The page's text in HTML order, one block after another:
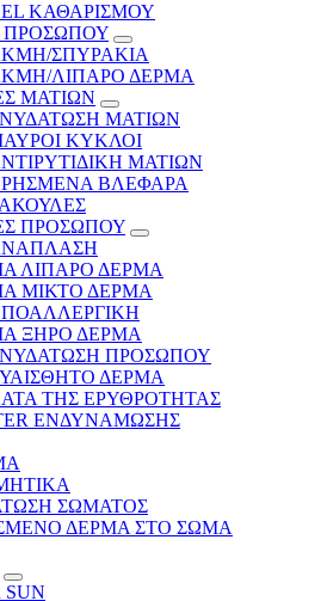
ΚΑΘΑΡΙΣΜΟΥ
ΣΠΥΡΑΚΙΑ
ΛΙΠΑΡΟ ΔΕΡΜΑ
ΜΑΤΙΩΝ
ΜΑΤΙΩΝ
ΚΥΚΛΟΙ
ΜΑΤΙΩΝ
ΒΛΕΦΑΡΑ
ΠΡΟΣΩΠΟΥ
ΛΙΠΑΡΟ ΔΕΡΜΑ
ΜΙΚΤΟ ΔΕΡΜΑ
ΞΗΡΟ ΔΕΡΜΑ
ΠΡΟΣΩΠΟΥ
ΔΕΡΜΑ
ΤΗΣ ΕΡΥΘΡΟΤΗΤΑΣ
ΕΝΔΥΝΑΜΩΣΗΣ
ΣΩΜΑΤΟΣ
ΔΕΡΜΑ ΣΤΟ ΣΩΜΑ
SUN